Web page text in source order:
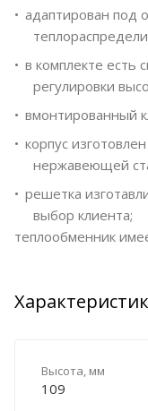
адаптирован под
в комплекте есть
регулировки
вмонтированный
корпус
нержавеющей
решетка
выбор клиента;
теплообменник
Высота, мм
109